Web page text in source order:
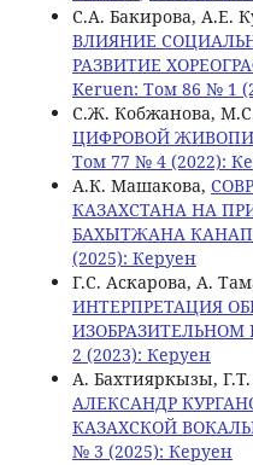
С.А. Бакирова, А.Е.
ВЛИЯНИЕ
РАЗВИТИЕ
Keruen: Том 86 № 1
C.Ж. Кобжанова,
ЦИФРОВОЙ
Том 77 № 4 (2022):
A.К. Машакова,
КАЗАХСТАНА НА
БАХЫТЖАНА
(2025): Керуен
Г.С. Аскарова, А.
ИНТЕРПРЕТАЦИЯ
ИЗОБРАЗИТЕЛЬНОМ
2 (2023): Керуен
А. Бахтияркызы,
АЛЕКСАНДР
КАЗАХСКОЙ
№ 3 (2025): Керуен